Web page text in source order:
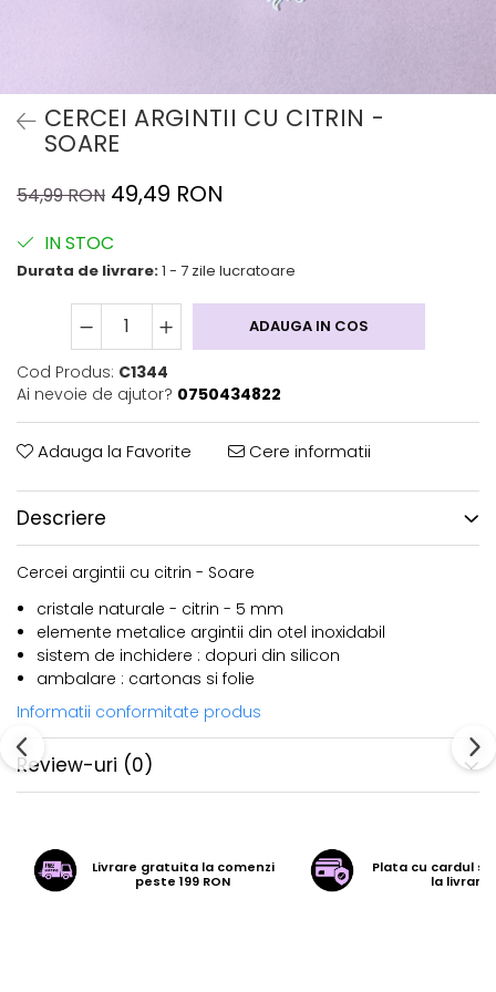
CERCEI ARGINTII CU CITRIN -
SOARE
54,99 RON 49,49 RON
IN STOC
Durata de livrare:1 - 7 zile lucratoare
ADAUGA IN COS
Cod Produs: C1344
Ai nevoie de ajutor? 0750434822
Adauga la Favorite Cere informatii
Descriere
Cercei argintii cu citrin - Soare
cristale naturale - citrin - 5 mm
elemente metalice argintii din otel inoxidabil
sistem de inchidere : dopuri din silicon
ambalare : cartonas si folie
Informatii conformitate produs
Review-uri (0)
Livrare gratuita la comenzi
peste 199 RON
Plata cu cardul
la livrare